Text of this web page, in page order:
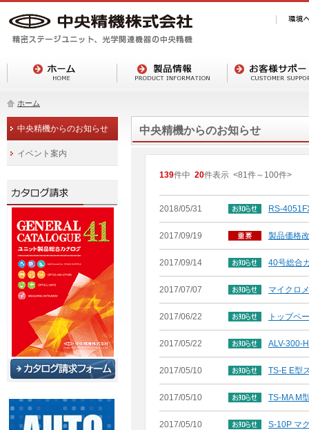
ホーム
中央精機からのお知らせ
139件中 20件表示 <81件～ 100件>
2018/05/31 RS-
2017/09/19 製品価格
2017/09/14 40号総合
2017/07/07 マイクロ
2017/06/22 トップペ
2017/05/22 ALV-300-
2017/05/10 TS-E E型
2017/05/10 TS-MA M
2017/05/10 S-10P マ
中央精機からのお知らせ
イベント案内